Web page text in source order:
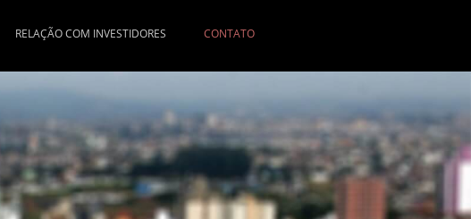
RELAÇÃO COM INVESTIDORES CONTATO